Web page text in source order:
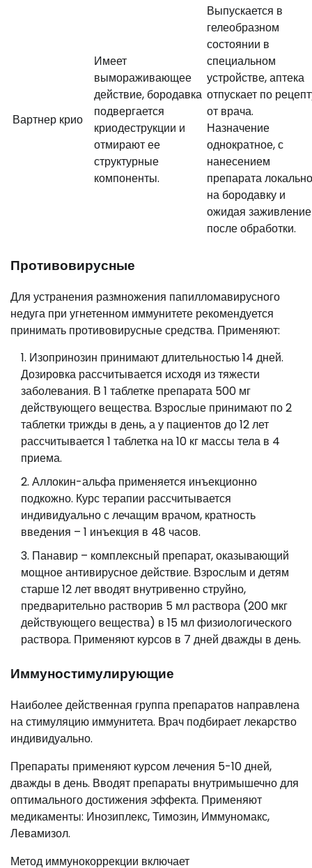
Вартнер крио
Имеет
вымораживающее
действие, бородавка
подвергается
криодеструкции и
отмирают ее
структурные
компоненты.
Выпускается в
гелеобразном
состоянии в
специальном
устройстве, аптека
отпускает по
от врача.
Назначение
однократное, с
нанесением
препарата локально
на бородавку и
ожидая заживление
после обработки.
Противовирусные
Для устранения размножения папилломавирусного
недуга при угнетенном иммунитете рекомендуется
принимать противовирусные средства. Применяют:
Изопринозин принимают длительностью 14 дней.
Дозировка рассчитывается исходя из тяжести
заболевания. В 1 таблетке препарата 500 мг
действующего вещества. Взрослые принимают по 2
таблетки трижды в день, а у пациентов до 12 лет
рассчитывается 1 таблетка на 10 кг массы тела в 4
приема.
Аллокин-альфа применяется инъекционно
подкожно. Курс терапии рассчитывается
индивидуально с лечащим врачом, кратность
введения – 1 инъекция в 48 часов.
Панавир – комплексный препарат, оказывающий
мощное антивирусное действие. Взрослым и детям
старше 12 лет вводят внутривенно струйно,
предварительно растворив 5 мл раствора (200 мкг
действующего вещества) в 15 мл физиологического
раствора. Применяют курсов в 7 дней дважды в день.
Иммуностимулирующие
Наиболее действенная группа препаратов направлена
на стимуляцию иммунитета. Врач подбирает лекарство
индивидуально.
Препараты применяют курсом лечения 5-10 дней,
дважды в день. Вводят препараты внутримышечно для
оптимального достижения эффекта. Применяют
медикаменты: Инозиплекс, Тимозин, Иммуномакс,
Левамизол.
Метод иммунокоррекции включает